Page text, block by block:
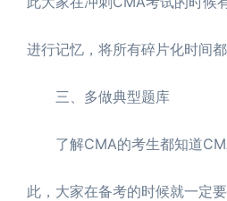
进行记忆，将所有碎片化时间都
三、多做典型题库
了解CMA的考生都知道CMA
此，大家在备考的时候就一定